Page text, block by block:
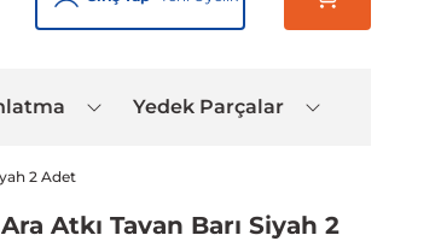
Yedek Parçalar
2 Adet
Atkı Tavan Barı Siyah 2